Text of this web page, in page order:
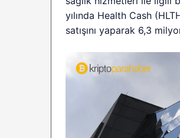
yılında Health Cash
satışını yaparak 6,3